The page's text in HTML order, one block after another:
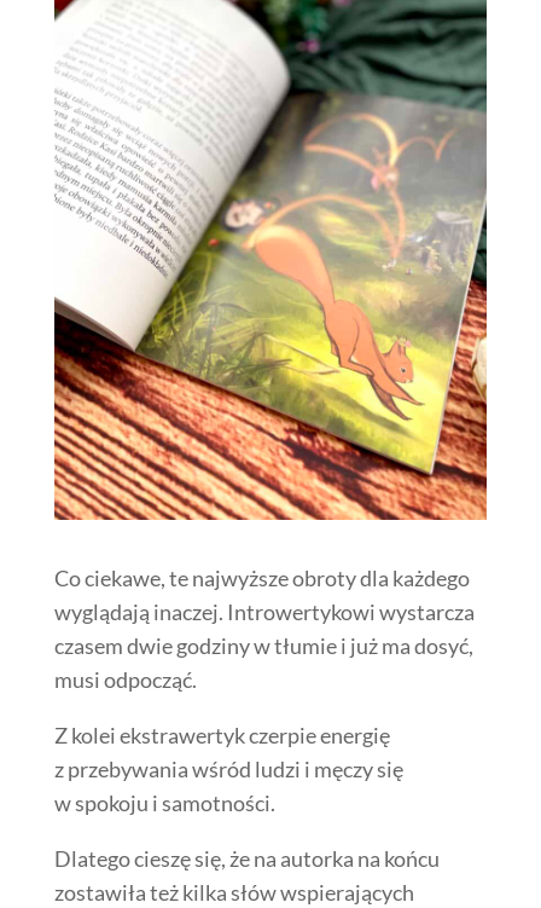
Co ciekawe, te najwyższe obroty dla każdego
wyglądają inaczej. Introwertykowi wystarcza
czasem dwie godziny w tłumie i już ma dosyć,
musi odpocząć.
Z kolei ekstrawertyk czerpie energię
z przebywania wśród ludzi i męczy się
w spokoju i samotności.
Dlatego cieszę się, że na autorka na końcu
zostawiła też kilka słów wspierających